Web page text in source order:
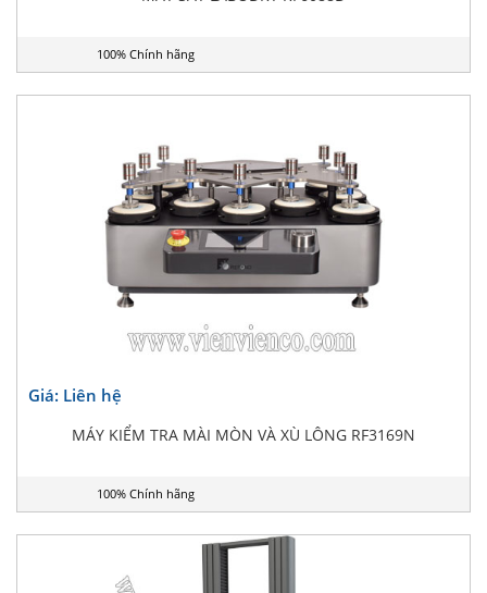
100% Chính hãng
Giá: Liên hệ
MÁY KIỂM TRA MÀI MÒN VÀ XÙ LÔNG RF3169N
100% Chính hãng